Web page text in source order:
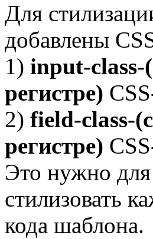
Для
добавлены
1) input-
регистре)
2) field-class-
регистре)
Это нужно
стилизовать
кода шаблона.